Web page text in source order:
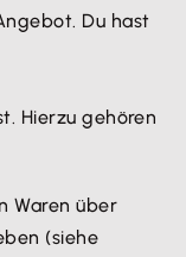
Du hast
Hierzu gehören
Waren über
(siehe